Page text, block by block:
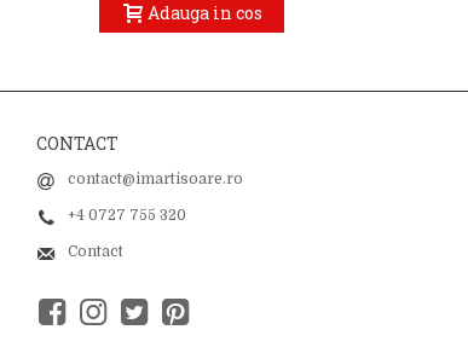
Adauga in cos
CONTACT
contact@imartisoare.ro
+4 0727 755 320
Contact